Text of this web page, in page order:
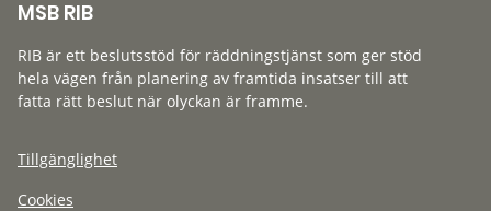
MSB RIB
RIB är ett beslutsstöd för räddningstjänst som ger stöd
hela vägen från planering av framtida insatser till att
fatta rätt beslut när olyckan är framme.
Tillgänglighet
Cookies